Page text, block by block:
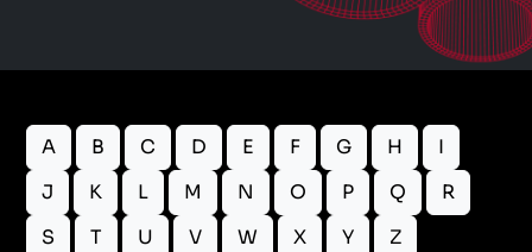
A B C D E F G H
I
J
K L M N O P Q
R
S
T U V W X Y Z